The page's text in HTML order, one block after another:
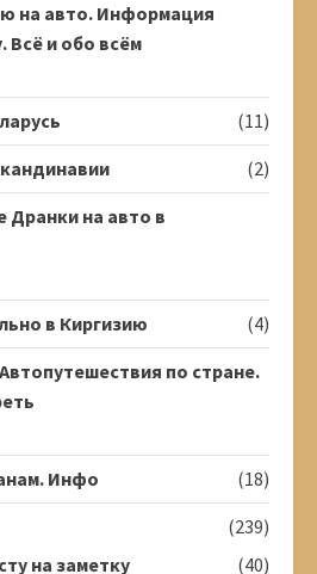
на авто. Информация
Всё и обо всём
(11)
(2)
Дранки на авто в
в Киргизию
(4)
по стране.
Инфо
(18)
(239)
на заметку
(40)